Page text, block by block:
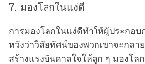
7. มองโลกในแง่ดี
การมองโลกในแง่ดีทำให้ผู้ประกอบ
หวังว่าวิสัยทัศน์ของพวกเขาจะกลา
สร้างแรงบันดาลใจให้ลูก ๆ มองโล